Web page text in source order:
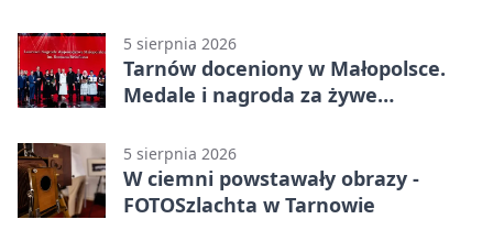
5 sierpnia 2026
Tarnów doceniony w Małopolsce.
Medale i nagroda za żywe
5 sierpnia 2026
W ciemni powstawały obrazy -
FOTOSzlachta w Tarnowie